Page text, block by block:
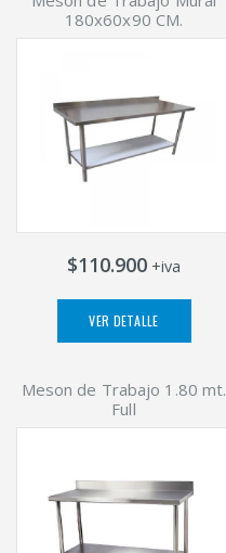
180x60x90 CM.
$110.900 +iva
VER DETALLE
Meson de Trabajo 1.80 mt.
Full